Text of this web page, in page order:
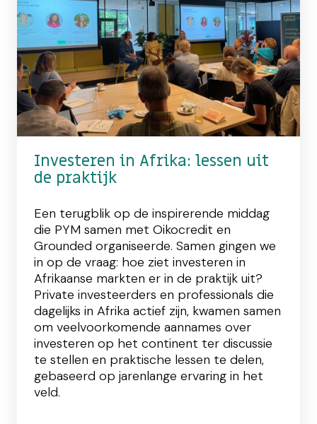
Investeren in Afrika: lessen uit
de praktijk
Een terugblik op de inspirerende middag
die PYM samen met Oikocredit en
Grounded organiseerde. Samen gingen we
in op de vraag: hoe ziet investeren in
Afrikaanse markten er in de praktijk uit?
Private investeerders en professionals die
dagelijks in Afrika actief zijn, kwamen samen
om veelvoorkomende aannames over
investeren op het continent ter discussie
te stellen en praktische lessen te delen,
gebaseerd op jarenlange ervaring in het
veld.